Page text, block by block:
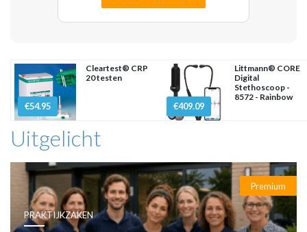
€54.95
Cleartest® CRP
20 testen
€409.09
Littmann® CORE
Digital
Stethoscoop -
8572 - Rainbow
Uitgelicht
Premium
PRAKTIJKZAKEN